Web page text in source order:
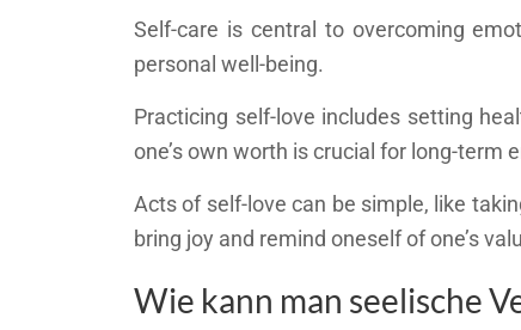
Self-care is central to overcoming
personal well-being.
Practicing self-love includes setting
one’s own worth is crucial for long-term
Acts of self-love can be simple, like
bring joy and remind oneself of one’s
Wie kann man seelische